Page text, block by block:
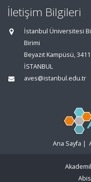
İletişim Bilgileri
İstanbul Üniversitesi
Birimi
Beyazıt Kampüsü,
İSTANBUL
aves@istanbul.edu.tr
Ana Sayfa |